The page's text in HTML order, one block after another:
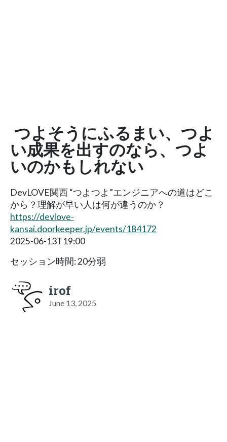
つよそうにふるまい、つよ
い成果を出すのなら、つよ
いのかもしれない
DevLOVE関西 “つよつよ”エンジニアへの道はどこ
から？理解が早い人は何が違うのか？
https://devlove-
kansai.doorkeeper.jp/events/184172
2025-06-13T19:00
セッション時間: 20分弱
irof
June 13, 2025